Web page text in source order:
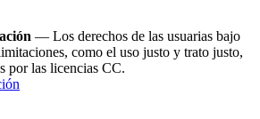
— Los derechos de las usuarias bajo
como el uso justo y trato justo,
por las licencias CC.